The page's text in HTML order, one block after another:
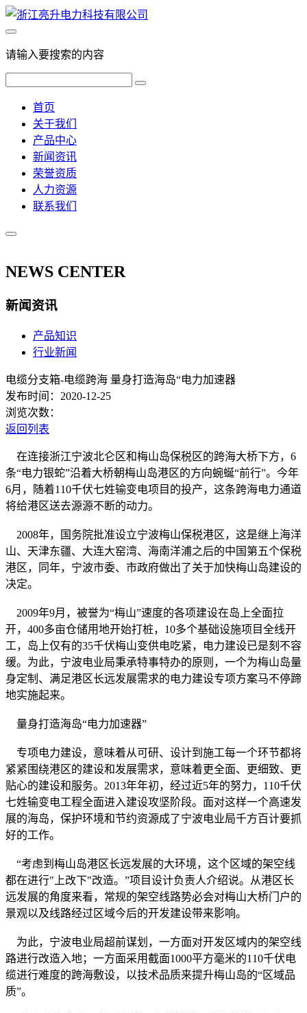
请输入要搜索的内容
首页
关于我们
产品中心
新闻资讯
荣誉资质
人力资源
联系我们
NEWS CENTER
新闻资讯
产品知识
行业新闻
电缆分支箱-电缆跨海 量身打造海岛“电力加速器
发布时间：2020-12-25
浏览次数：
返回列表
在连接浙江宁波北仑区和梅山岛保税区的跨海大桥下方，6
条“电力银蛇”沿着大桥朝梅山岛港区的方向蜿蜒“前行”。今年
6月，随着110千伏七姓输变电项目的投产，这条跨海电力通道
将给港区送去源源不断的动力。
2008年，国务院批准设立宁波梅山保税港区，这是继上海洋
山、天津东疆、大连大窑湾、海南洋浦之后的中国第五个保税
港区，同年，宁波市委、市政府做出了关于加快梅山岛建设的
决定。
2009年9月，被誉为“梅山”速度的各项建设在岛上全面拉
开，400多亩仓储用地开始打桩，10多个基础设施项目全线开
工，岛上仅有的35千伏梅山变供电吃紧，电力建设已是刻不容
缓。为此，宁波电业局秉承特事特办的原则，一个为梅山岛量
身定制、满足港区长远发展需求的电力建设专项方案马不停蹄
地实施起来。
量身打造海岛“电力加速器”
专项电力建设，意味着从可研、设计到施工每一个环节都将
紧紧围绕港区的建设和发展需求，意味着更全面、更细致、更
贴心的建设和服务。2013年年初，经过近5年的努力，110千伏
七姓输变电工程全面进入建设攻坚阶段。面对这样一个高速发
展的海岛，保护环境和节约资源成了宁波电业局千方百计要抓
好的工作。
“考虑到梅山岛港区长远发展的大环境，这个区域的架空线
都在进行"上改下"改造。”项目设计负责人介绍说。从港区长
远发展的角度来看，常规的架空线路势必会对梅山大桥门户的
景观以及线路经过区域今后的开发建设带来影响。
为此，宁波电业局超前谋划，一方面对开发区域内的架空线
路进行改造入地；一方面采用截面1000平方毫米的110千伏电
缆进行难度的跨海敷设，以技术品质来提升梅山岛的“区域品
质”。